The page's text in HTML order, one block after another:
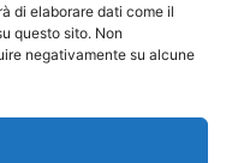
di elaborare dati come il
questo sito. Non
negativamente su alcune